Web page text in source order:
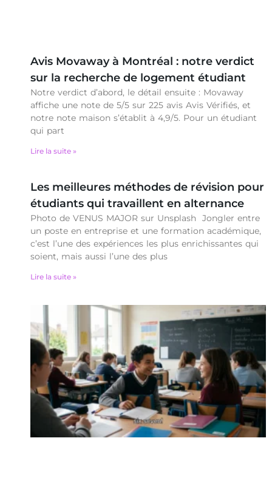
Avis Movaway à Montréal : notre verdict
sur la recherche de logement étudiant
Notre verdict d’abord, le détail ensuite : Movaway
affiche une note de 5/5 sur 225 avis Avis Vérifiés, et
notre note maison s’établit à 4,9/5. Pour un étudiant
qui part
Lire la suite »
Les meilleures méthodes de révision pour
étudiants qui travaillent en alternance
Photo de VENUS MAJOR sur Unsplash Jongler entre
un poste en entreprise et une formation académique,
c’est l’une des expériences les plus enrichissantes qui
soient, mais aussi l’une des plus
Lire la suite »